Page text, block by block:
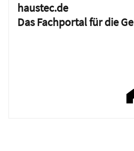
haustec.de
Das Fachportal für die